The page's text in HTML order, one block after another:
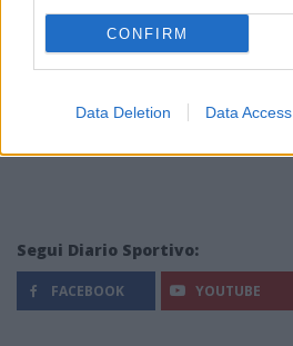
CONFIRM
Data Deletion Data Access
Segui Diario Sportivo:
FACEBOOK YOUTUBE